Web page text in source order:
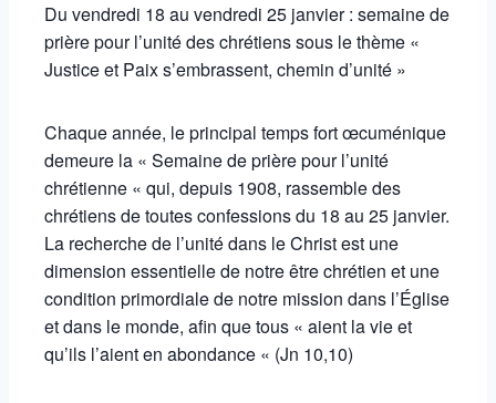
Du vendredi 18 au vendredi 25 janvier : semaine de
prière pour l’unité des chrétiens sous le thème «
Justice et Paix s’embrassent, chemin d’unité »
Chaque année, le principal temps fort œcuménique
demeure la « Semaine de prière pour l’unité
chrétienne « qui, depuis 1908, rassemble des
chrétiens de toutes confessions du 18 au 25 janvier.
La recherche de l’unité dans le Christ est une
dimension essentielle de notre être chrétien et une
condition primordiale de notre mission dans l’Église
et dans le monde, afin que tous « aient la vie et
qu’ils l’aient en abondance « (Jn 10,10)